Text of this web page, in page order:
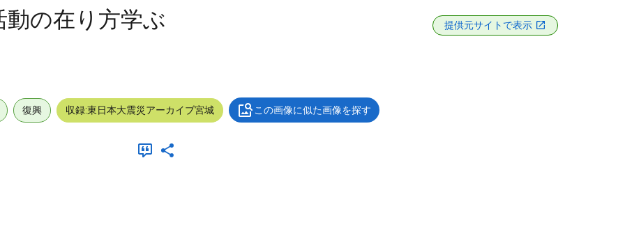
の在り方学ぶ
提供元サイトで表示
復興 収録:東日本大震災アーカイブ宮城 この画像に似た画像を探す